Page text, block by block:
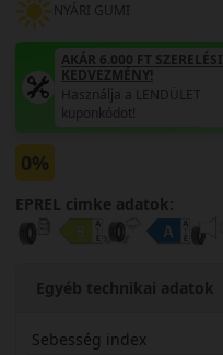
NYÁRI GUMI
AKÁR 6.000 FT SZERELÉSI
KEDVEZMÉNY!
Használja a LENDÜLET
kuponkódot!
0%
EPREL cimke adatok:
Egyéb technikai adatok
Sebesség index